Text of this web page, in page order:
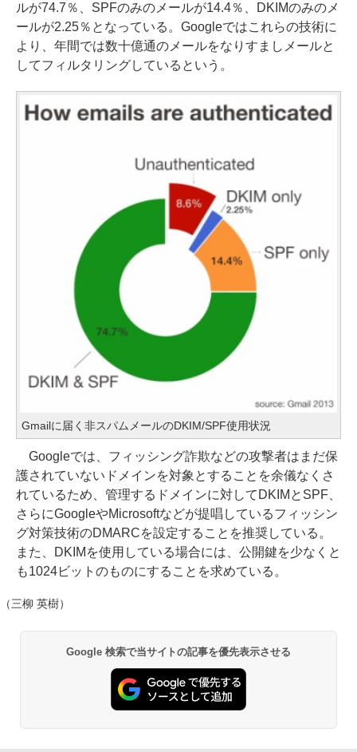
ルが74.7％、SPFのみのメールが14.4％、DKIMのみのメ
ールが2.25％となっている。Googleではこれらの技術に
より、年間では数十億通のメールをなりすましメールと
してフィルタリングしているという。
Gmailに届く非スパムメールのDKIM/SPF使用状況
Googleでは、フィッシング詐欺などの攻撃者はまだ保
護されていないドメインを対象とすることを余儀なくさ
れているため、管理するドメインに対してDKIMとSPF、
さらにGoogleやMicrosoftなどが提唱しているフィッシン
グ対策技術のDMARCを設定することを推奨している。
また、DKIMを使用している場合には、公開鍵を少なくと
も1024ビットのものにすることを求めている。
（三柳 英樹）
Google 検索で当サイトの記事を優先表示させる